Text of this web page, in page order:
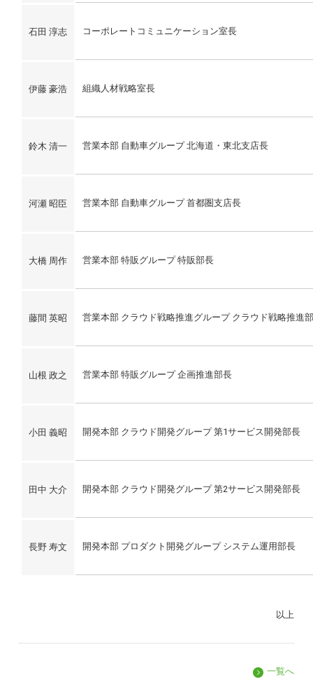
石田 淳志 コーポレートコミュニケーション室長
伊藤 豪浩 組織人材戦略室長
鈴木 清一 営業本部 自動車グループ 北海道・東北支店長
河瀬 昭臣 営業本部 自動車グループ 首都圏支店長
大橋 周作 営業本部 特販グループ 特販部長
藤間 英昭 営業本部 クラウド戦略推進グループ クラウド戦略推進
山根 政之 営業本部 特販グループ 企画推進部長
小田 義昭 開発本部 クラウド開発グループ 第1サービス開発部長
田中 大介 開発本部 クラウド開発グループ 第2サービス開発部長
長野 寿文 開発本部 プロダクト開発グループ システム運用部長
以上
一覧へ